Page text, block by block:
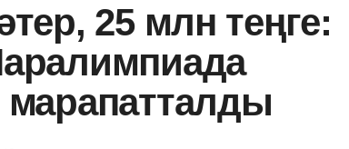
25 млн теңге:
марапатталды